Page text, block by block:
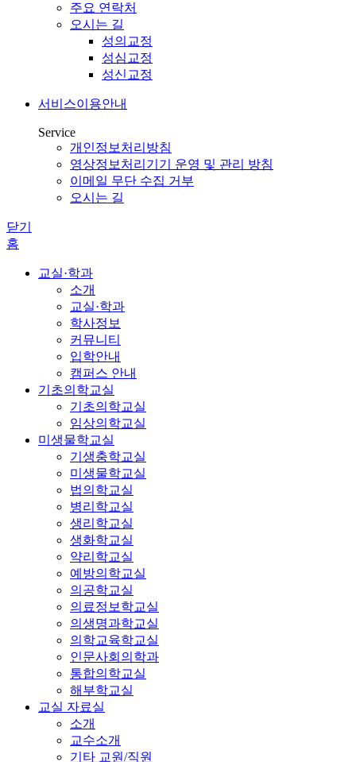
주요 연락처
오시는 길
성의교정
성심교정
성신교정
서비스이용안내
Service
개인정보처리방침
영상정보처리기기 운영 및 관리 방침
이메일 무단 수집 거부
오시는 길
닫기
홈
교실·학과
소개
교실·학과
학사정보
커뮤니티
입학안내
캠퍼스 안내
기초의학교실
기초의학교실
임상의학교실
미생물학교실
기생충학교실
미생물학교실
법의학교실
병리학교실
생리학교실
생화학교실
약리학교실
예방의학교실
의공학교실
의료정보학교실
의생명과학교실
의학교육학교실
인문사회의학과
통합의학교실
해부학교실
교실 자료실
소개
교수소개
기타 교원/직원